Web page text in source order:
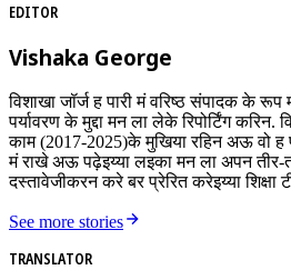
EDITOR
Vishaka George
विशाखा जॉर्ज ह पारी मं वरिष्ठ संपादक के
पर्यावरण के मुद्दा मन ला लेके रिपोर्टिंग करिन.
काम (2017-2025)के मुखिया रहिन अऊ वो ह
मं राखे अऊ पढ़ेइय्या लइका मन ला अपन
दस्तावेजीकरन करे बर प्रेरित करेइय्या शिक्षा
See more stories
TRANSLATOR